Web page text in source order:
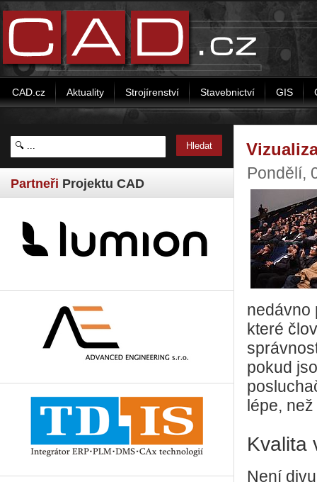
CAD.cz Aktuality Strojírenství Stavebnictví GIS
Partneři Projektu CAD
Pondělí,
nedávno
které
pokud
lépe,
Kvalita
Není